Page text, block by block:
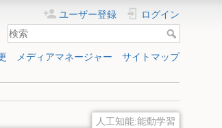
ユーザー登録 ログイン
メディアマネージャー サイトマップ
人工知能:能動学習